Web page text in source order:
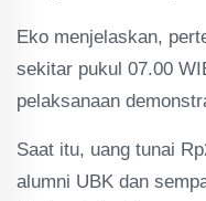
Eko menjelaskan,
sekitar pukul 07.00
pelaksanaan
Saat itu, uang tunai
alumni UBK dan